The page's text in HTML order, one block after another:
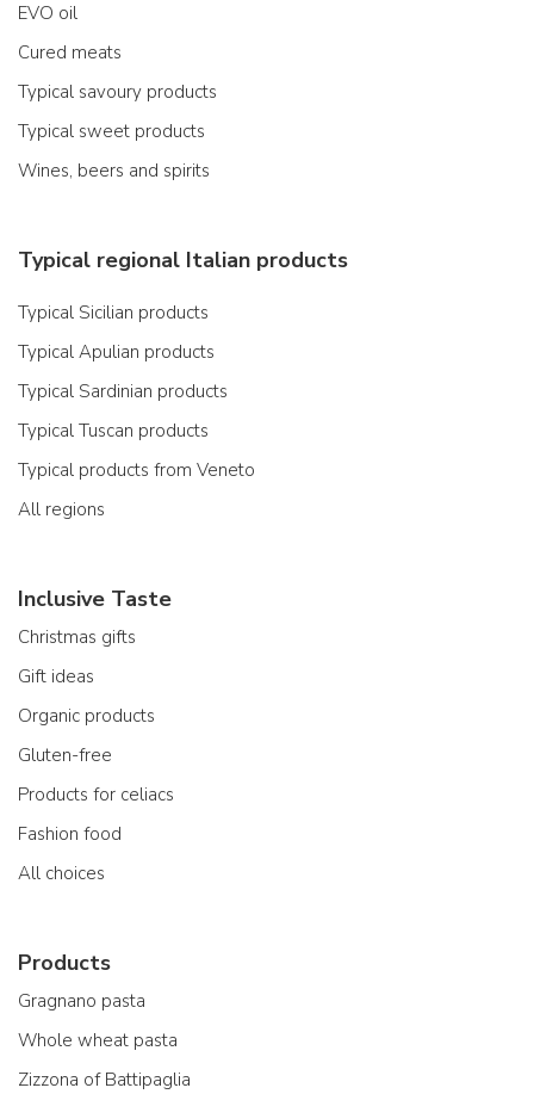
EVO oil
Cured meats
Typical savoury products
Typical sweet products
Wines, beers and spirits
Typical regional Italian products
Typical Sicilian products
Typical Apulian products
Typical Sardinian products
Typical Tuscan products
Typical products from Veneto
All regions
Inclusive Taste
Christmas gifts
Gift ideas
Organic products
Gluten-free
Products for celiacs
Fashion food
All choices
Products
Gragnano pasta
Whole wheat pasta
Zizzona of Battipaglia